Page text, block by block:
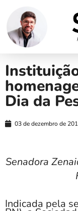
Dia da
03 de dezembro de
Senadora
Indicada pela